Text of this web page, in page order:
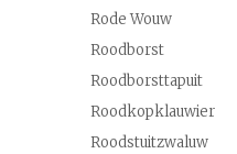
Rode Wouw
Roodborst
Roodborsttapuit
Roodkopklauwier
Roodstuitzwaluw